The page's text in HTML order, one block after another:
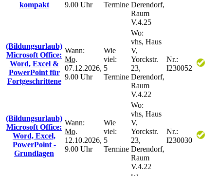
kompakt
9.00 Uhr
Termine Derendorf,
Raum
V.4.25
(Bildungsurlaub)
Microsoft Office:
Word, Excel &
PowerPoint für
Fortgeschrittene
Wann:
Mo.
07.12.2026,
9.00 Uhr
Wie
viel:
5
Termine
Wo:
vhs, Haus
V,
Yorckstr.
23,
Derendorf,
Raum
V.4.22
Nr.:
I230052
(Bildungsurlaub)
Microsoft Office:
Word, Excel,
PowerPoint -
Grundlagen
Wann:
Mo.
12.10.2026,
9.00 Uhr
Wie
viel:
5
Termine
Wo:
vhs, Haus
V,
Yorckstr.
23,
Derendorf,
Raum
V.4.22
Nr.:
I230030